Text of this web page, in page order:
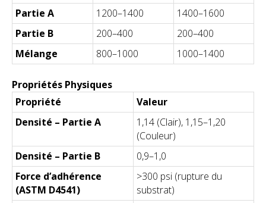
Partie A 1200–1400
1400–1600
Partie B
200–400
200–400
Mélange
800–1000 1000–1400
Propriétés Physiques
Propriété
Valeur
Densité – Partie A
1,14 (Clair), 1,15–1,20
(Couleur)
Densité – Partie B
0,9–1,0
Force d’adhérence
(ASTM D4541)
>300 psi (rupture du
substrat)